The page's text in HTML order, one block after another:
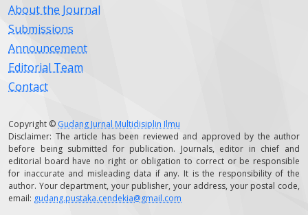
About the Journal
Submissions
Announcement
Editorial Team
Contact
Copyright © Gudang Jurnal Multidisiplin Ilmu
Disclaimer: The article has been reviewed and approved by the author
before being submitted for publication. Journals, editor in chief and
editorial board have no right or obligation to correct or be responsible
for inaccurate and misleading data if any. It is the responsibility of the
author. Your department, your publisher, your address, your postal code,
email: gudang.pustaka.cendekia@gmail.com